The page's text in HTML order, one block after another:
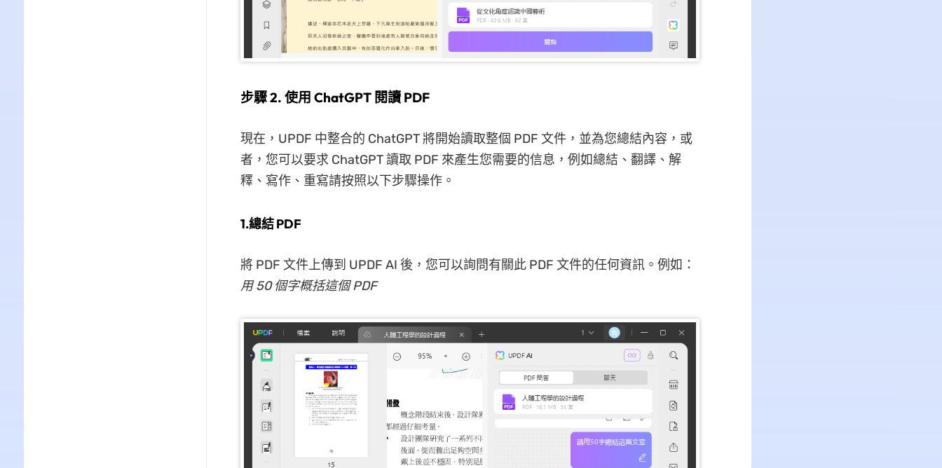
步驟 2. 使用 ChatGPT 閱讀 PDF
現在，UPDF 中整合的 ChatGPT 將開始讀取整個 PDF 文件，並為您總結內容，或
者，您可以要求 ChatGPT 讀取 PDF 來產生您需要的信息，例如總結、翻譯、解
釋、寫作、重寫請按照以下步驟操作。
1.總結 PDF
將 PDF 文件上傳到 UPDF AI 後，您可以詢問有關此 PDF 文件的任何資訊。例如：
用 50 個字概括這個 PDF